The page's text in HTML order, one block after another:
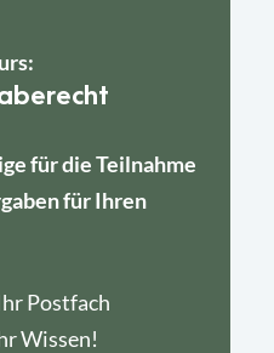
für die Teilnahme
für Ihren
Postfach
Wissen!